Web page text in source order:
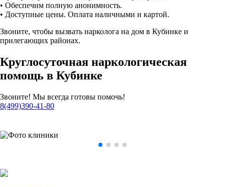
• Обеспечим полную анонимность.
• Доступные цены. Оплата наличными и картой.
Звоните, чтобы вызвать нарколога на дом в Кубинке и
прилегающих районах.
Круглосуточная наркологическая
помощь в Кубинке
Звоните! Мы всегда готовы помочь!
8(499)390-41-80